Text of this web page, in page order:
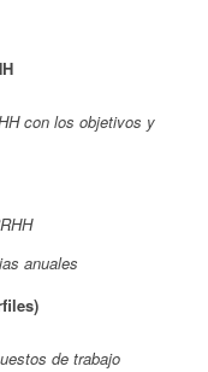
con los objetivos y
anuales
de trabajo